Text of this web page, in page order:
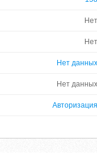
Нет
Нет
Нет данных
Нет данных
Авторизация